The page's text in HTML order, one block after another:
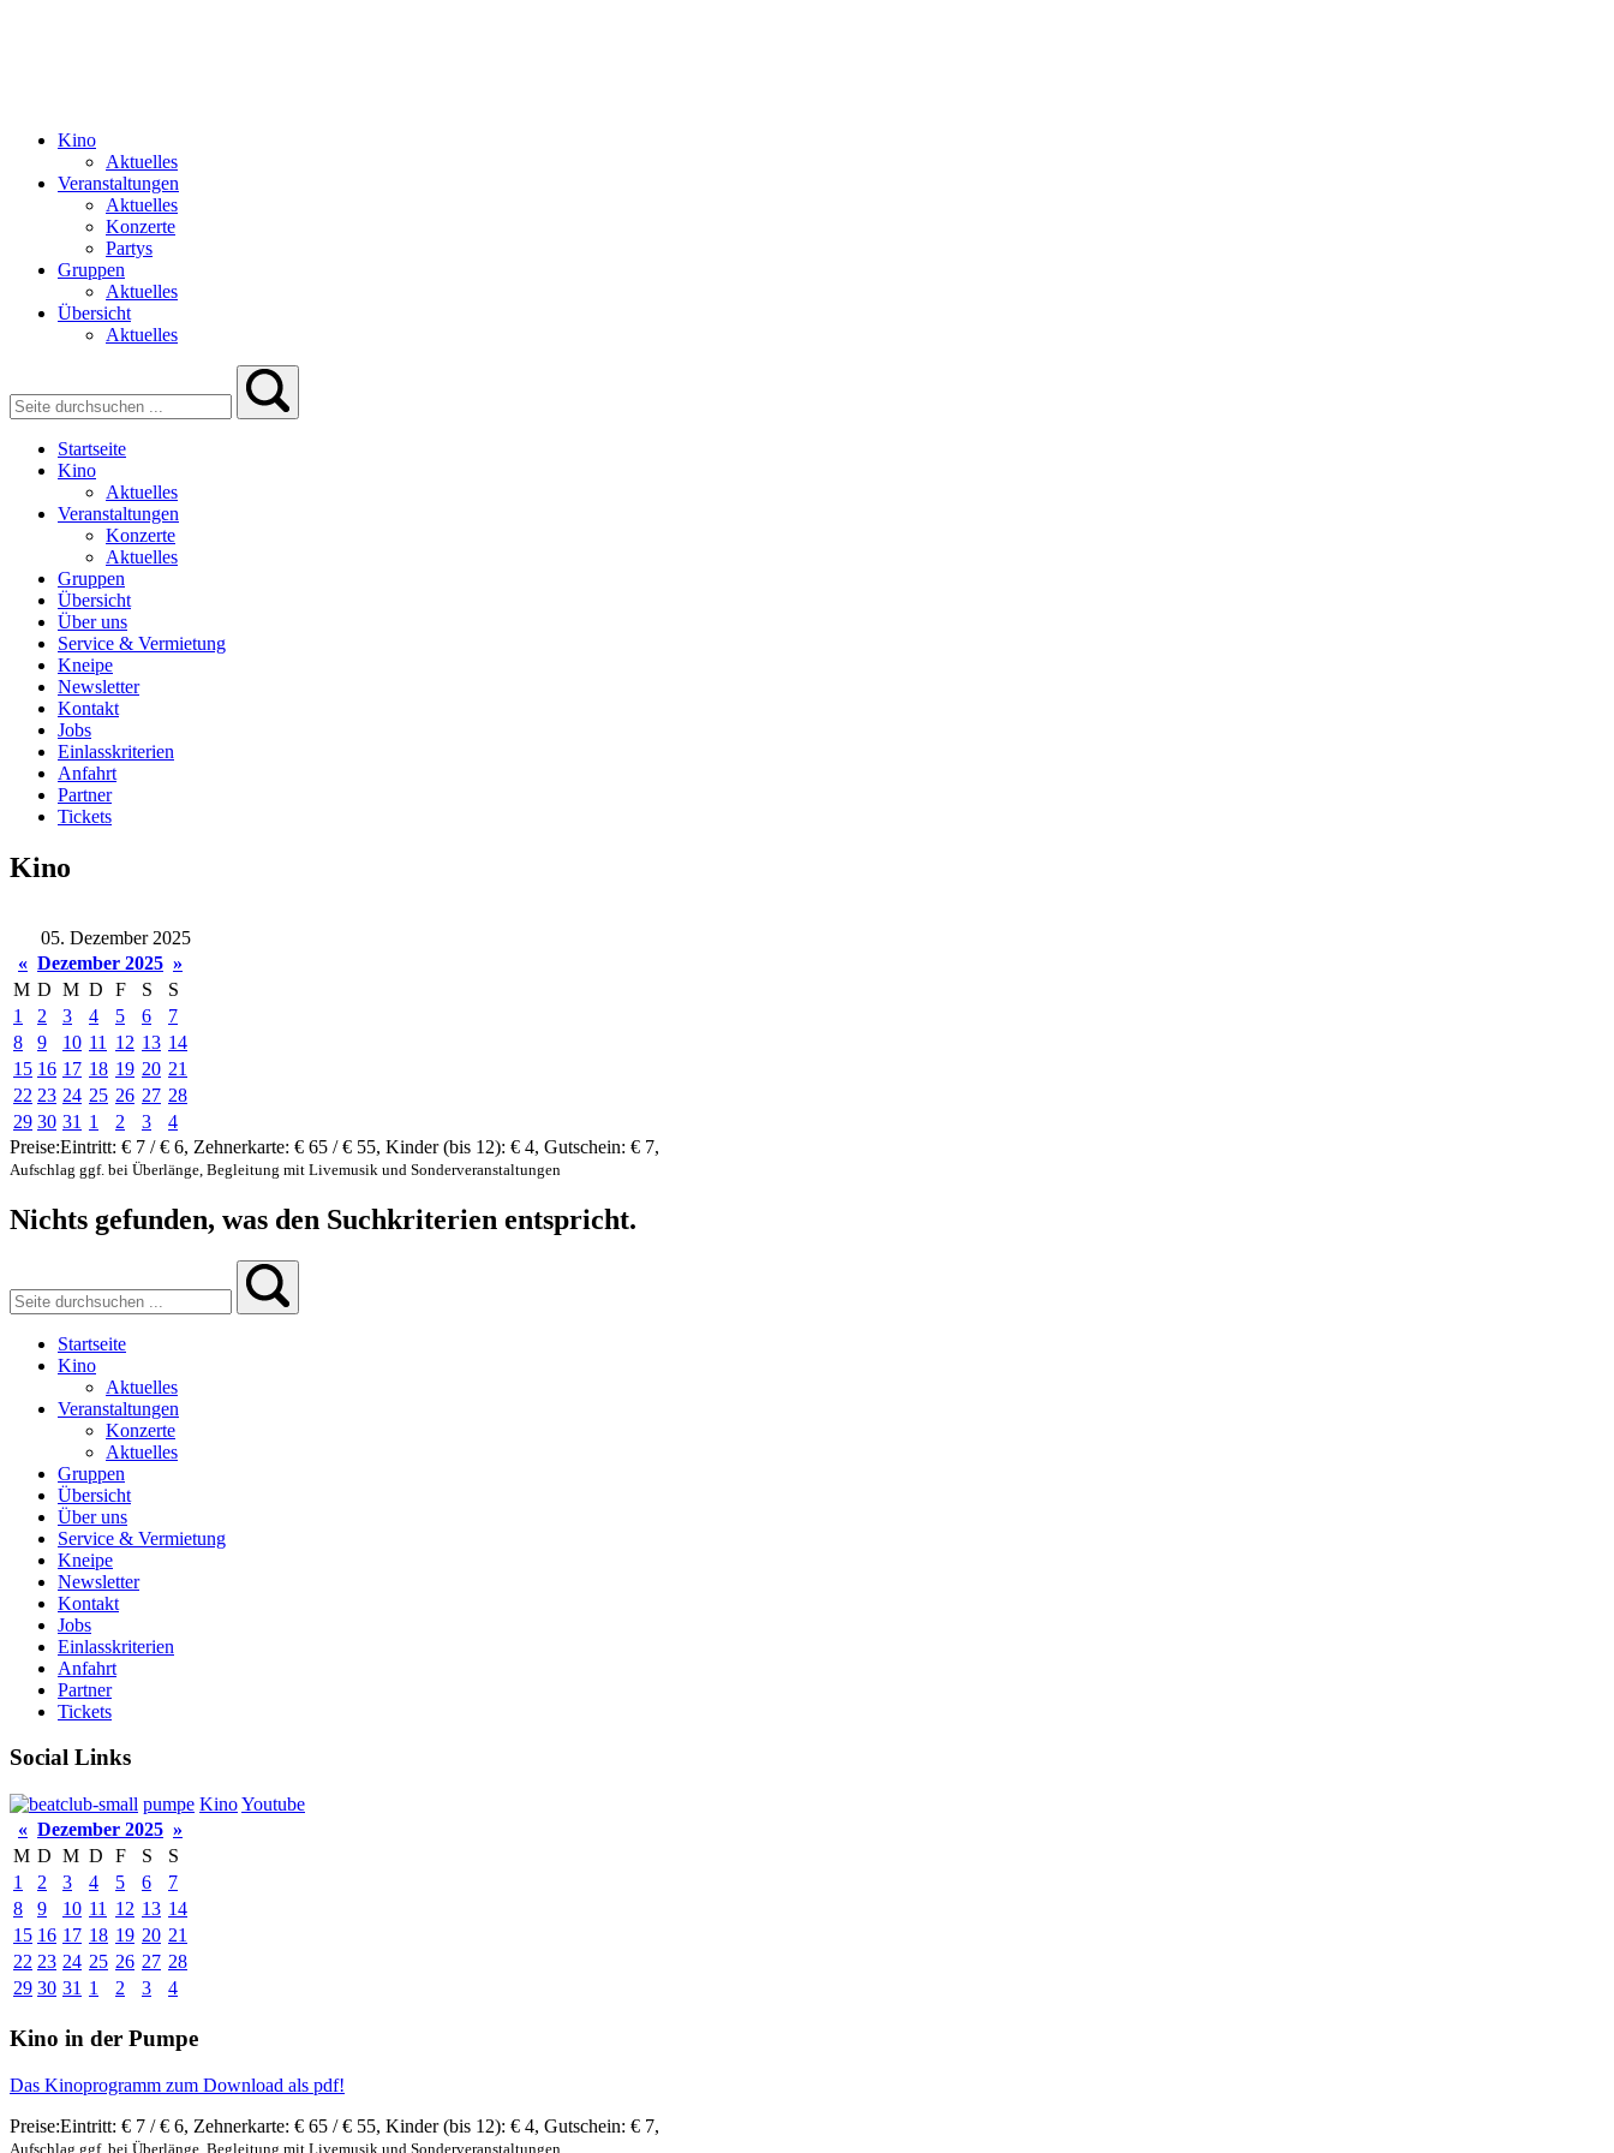
Kino
Aktuelles
Veranstaltungen
Aktuelles
Konzerte
Partys
Gruppen
Aktuelles
Übersicht
Aktuelles
Startseite
Kino
Aktuelles
Veranstaltungen
Konzerte
Aktuelles
Gruppen
Übersicht
Über uns
Service & Vermietung
Kneipe
Newsletter
Kontakt
Jobs
Einlasskriterien
Anfahrt
Partner
Tickets
Kino
05. Dezember 2025
« Dezember 2025 »
M D M D F S
S
1
2 3 4 5 6
7
8
9 10 11 12 13 14
15 16 17 18 19 20 21
22 23 24 25 26 27 28
29 30 31 1 2 3
4
Preise:Eintritt: € 7 / € 6, Zehnerkarte: € 65 / € 55, Kinder (bis 12): € 4, Gutschein: € 7,
Aufschlag ggf. bei Überlänge, Begleitung mit Livemusik und Sonderveranstaltungen
Nichts gefunden, was den Suchkriterien entspricht.
Startseite
Kino
Aktuelles
Veranstaltungen
Konzerte
Aktuelles
Gruppen
Übersicht
Über uns
Service & Vermietung
Kneipe
Newsletter
Kontakt
Jobs
Einlasskriterien
Anfahrt
Partner
Tickets
Social Links
pumpe KinoYoutube
« Dezember 2025 »
M D M D F S
S
1
2 3 4 5 6
7
8
9 10 11 12 13 14
15 16 17 18 19 20 21
22 23 24 25 26 27 28
29 30 31 1 2 3 4
Kino in der Pumpe
Das Kinoprogramm zum Download als pdf!
Preise:Eintritt: € 7 / € 6, Zehnerkarte: € 65 / € 55, Kinder (bis 12): € 4, Gutschein: € 7,
Aufschlag ggf. bei Überlänge, Begleitung mit Livemusik und Sonderveranstaltungen